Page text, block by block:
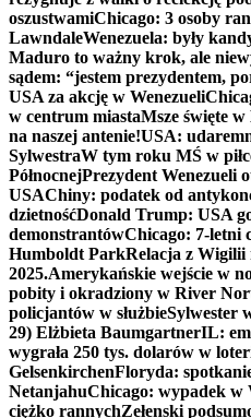
oszustwamiChicago: 3 osoby
LawndaleWenezuela: były
Maduro to ważny krok, ale
sądem: “jestem prezydentem,
USA za akcję w Wenezueli
w centrum miastaMsze święte
na naszej antenie!USA:
SylwestraW tym roku MŚ w
PółnocnejPrezydent Wenezueli
USAChiny: podatek od
dzietnośćDonald Trump: USA
demonstrantówChicago: 7-letni
Humboldt ParkRelacja z Wigilii
2025.Amerykańskie wejście w
pobity i okradziony w River
policjantów w służbieSylwester
29) Elżbieta BaumgartnerIL:
wygrała 250 tys. dolarów w
GelsenkirchenFloryda:
NetanjahuChicago: wypadek w
ciężko rannychZełenski